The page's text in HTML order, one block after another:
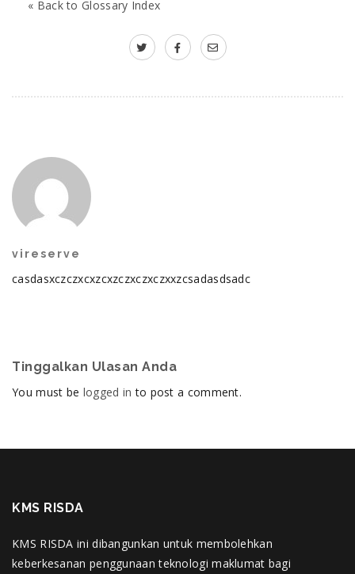
« Back to Glossary Index
vireserve
casdasxczczxcxzcxzczxczxczxxzcsadasdsadc
Tinggalkan Ulasan Anda
You must be logged in to post a comment.
KMS RISDA
KMS RISDA ini dibangunkan untuk membolehkan
keberkesanan penggunaan teknologi maklumat bagi